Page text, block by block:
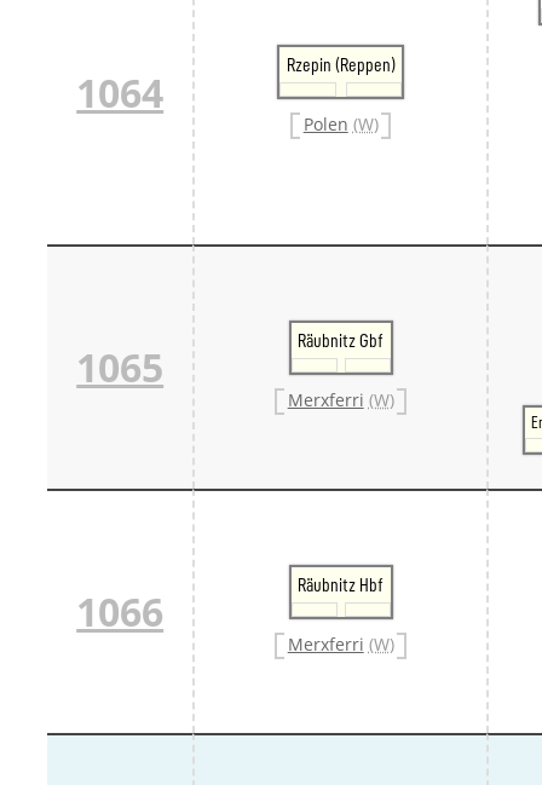
1064
Rzepin (Reppen)
Polen (W)
1065
Räubnitz Gbf
Merxferri (W)
1066
Räubnitz Hbf
Merxferri (W)